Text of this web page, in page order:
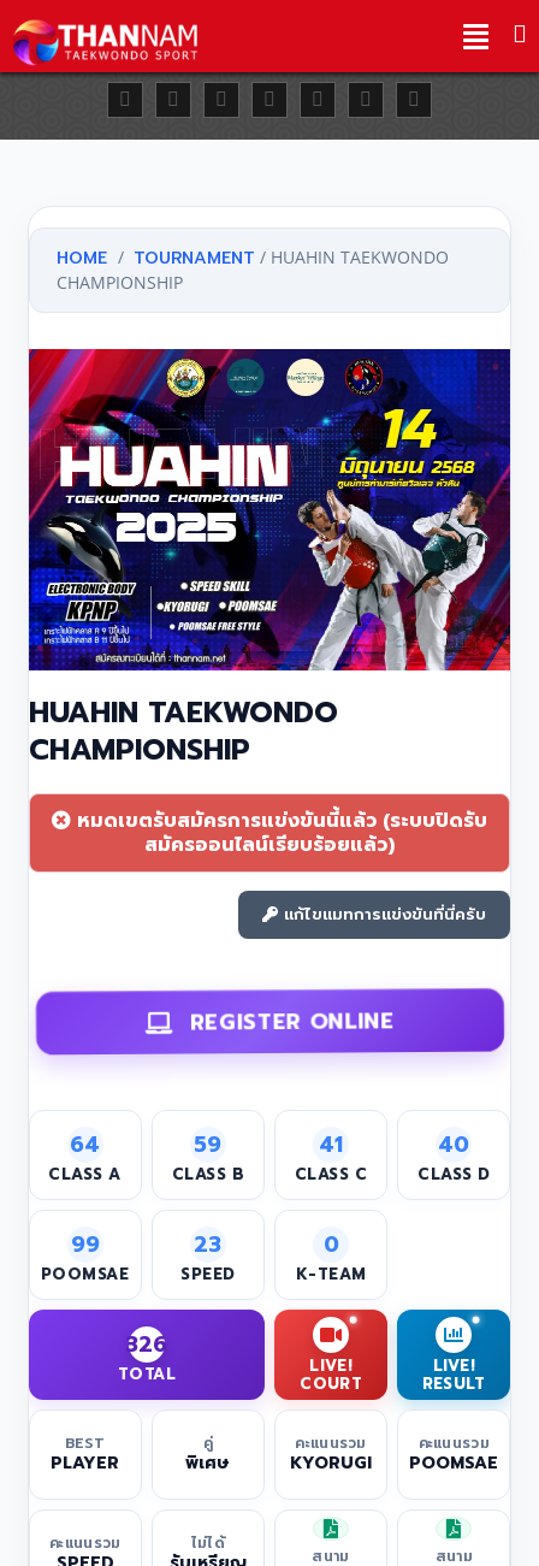
HOME / TOURNAMENT / HUAHIN TAEKWONDO
CHAMPIONSHIP
HUAHIN TAEKWONDO
CHAMPIONSHIP
หมดเขตรับสมัครการแข่งขันนี้แล้ว (ระบบปิดรับ
สมัครออนไลน์เรียบร้อยแล้ว)
แก้ไขแมทการแข่งขันที่นี่ครับ
REGISTER ONLINE
CLASS A
64
CLASS B
59
CLASS C
41
CLASS D
40
POOMSAE
99
SPEED
23
K-TEAM
0
TOTAL
326
LIVE!
COURT
LIVE!
RESULT
BEST
PLAYER
คู่
พิเศษ
คะแนนรวม
KYORUGI
คะแนนรวม
POOMSAE
คะแนนรวม ไม่ได้
สนาม สนาม